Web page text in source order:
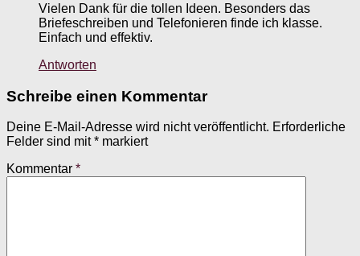
Vielen Dank für die tollen Ideen. Besonders das
Briefeschreiben und Telefonieren finde ich klasse.
Einfach und effektiv.
Antworten
Schreibe einen Kommentar
Deine E-Mail-Adresse wird nicht veröffentlicht. Erforderliche
Felder sind mit* markiert
Kommentar *